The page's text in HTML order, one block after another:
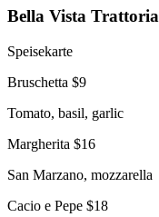
Bella Vista Trattoria
Speisekarte
Bruschetta $9
Tomato, basil, garlic
Margherita $16
San Marzano, mozzarella
Cacio e Pepe $18